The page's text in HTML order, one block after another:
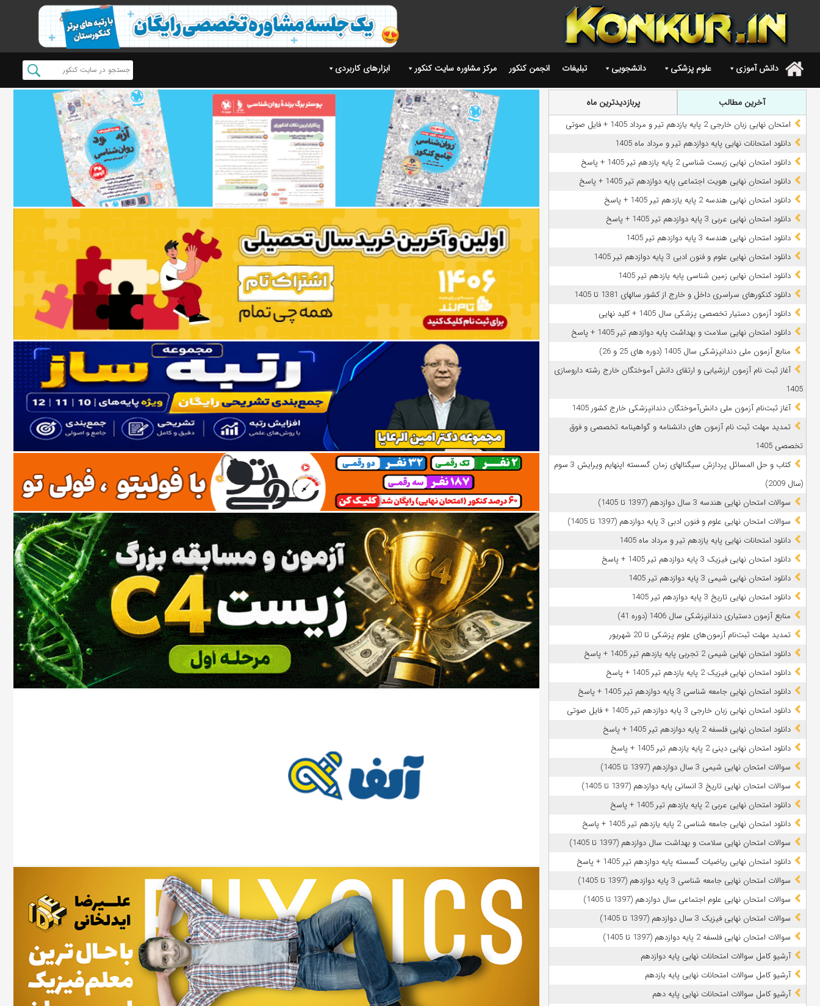
. دانش آموزی علوم پزشکی دانشجویی تبلیغات انجمن کنکور مرکز مشاوره سایت کنکور ابزارهای کاربردی
آخرین مطالب پربازدیدترین ماه
امتحان نهایی زبان خارجی 2 پایه یازدهم تیر و مرداد 1405 + فایل صوتی
دانلود امتحانات نهایی پایه دوازدهم تیر و مرداد ماه 1405
دانلود امتحان نهایی زیست شناسی 2 پایه یازدهم تیر 1405 + پاسخ
دانلود امتحان نهایی هویت اجتماعی پایه دوازدهم تیر 1405 + پاسخ
دانلود امتحان نهایی هندسه 2 پایه یازدهم تیر 1405 + پاسخ
دانلود امتحان نهایی عربی 3 پایه دوازدهم تیر 1405 + پاسخ
دانلود امتحان نهایی هندسه 3 پایه دوازدهم تیر 1405
دانلود امتحان نهایی علوم و فنون ادبی 3 پایه دوازدهم تیر 1405
دانلود امتحان نهایی زمین شناسی پایه یازدهم تیر 1405
دانلود کنکورهای سراسری داخل و خارج از کشور سالهای 1381 تا 1405
دانلود آزمون دستیار تخصصی پزشکی سال 1405 + کلید نهایی
دانلود امتحان نهایی سلامت و بهداشت پایه دوازدهم تیر 1405 + پاسخ
ﻣﻨﺎﺑﻊ آزﻣﻮن ﻣﻠﯽ دندانپزشکی سال 1405 (دوره های 25 و 26)
آغاز ثبت نام آزمون‌ ارزشیابی و ارتقای دانش آموختگان خارج رشته داروسازی
1405
آغاز ثبت‌نام آزمون ملی دانش‌آموختگان دندانپزشکی خارج کشور 1405
تمدید مهلت ثبت نام آزمون های دانشنامه و گواهینامه تخصصی و فوق
تخصصی 1405
کتاب و حل المسائل پردازش سیگنالهای زمان گسسته اپنهایم ویرایش 3 سوم
(سال 2009)
سوالات امتحان نهایی هندسه 3 سال دوازدهم (1397 تا 1405)
سوالات امتحان نهایی علوم و فنون ادبی 3 پایه دوازدهم (1397 تا 1405)
دانلود امتحانات نهایی پایه یازدهم تیر و مرداد ماه 1405
دانلود امتحان نهایی فیزیک 3 پایه دوازدهم تیر 1405 + پاسخ
دانلود امتحان نهایی شیمی 3 پایه دوازدهم تیر 1405
دانلود امتحان نهایی تاریخ 3 پایه دوازدهم تیر 1405
منابع آزمون دستیاری دندانپزشکی سال 1406 (دوره 41)
تمدید مهلت ثبت‌نام آزمون‌های علوم پزشکی تا 20 شهریور
دانلود امتحان نهایی شیمی 2 تجربی پایه یازدهم تیر 1405 + پاسخ
دانلود امتحان نهایی فیزیک 2 پایه یازدهم تیر 1405 + پاسخ
دانلود امتحان نهایی جامعه شناسی 3 پایه دوازدهم تیر 1405 + پاسخ
دانلود امتحان نهایی زبان خارجی 3 پایه دوازدهم تیر 1405 + فایل صوتی
دانلود امتحان نهایی فلسفه 2 پایه دوازدهم تیر 1405 + پاسخ
دانلود امتحان نهایی دینی 2 پایه یازدهم تیر 1405 + پاسخ
سوالات امتحان نهایی شیمی 3 سال دوازدهم (1397 تا 1405)
سوالات امتحان نهایی تاریخ 3 انسانی پایه دوازدهم (1397 تا 1405)
دانلود امتحان نهایی عربی 2 پایه یازدهم تیر 1405 + پاسخ
دانلود امتحان نهایی جامعه شناسی 2 پایه یازدهم تیر 1405 + پاسخ
سوالات امتحان نهایی سلامت و بهداشت سال دوازدهم (1397 تا 1405)
دانلود امتحان نهایی ریاضیات گسسته پایه دوازدهم تیر 1405 + پاسخ
سوالات امتحان نهایی جامعه شناسی 3 پایه دوازدهم (1397 تا 1405)
سوالات امتحان نهایی علوم اجتماعی سال دوازدهم (1397 تا 1405)
سوالات امتحان نهایی فیزیک 3 سال دوازدهم (1397 تا 1405)
سوالات امتحان نهایی فلسفه 2 پایه دوازدهم (1397 تا 1405)
آرشیو کامل سوالات امتحانات نهایی پایه دوازدهم
آرشیو کامل سوالات امتحانات نهایی پایه یازدهم
آرشیو کامل سوالات امتحانات نهایی پایه دهم